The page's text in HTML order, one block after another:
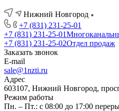
Нижний Новгород
+7 (831) 231-25-01
+7 (831) 231-25-01
+7 (831) 231-25-02Отдел продаж
Заказать звонок
E-mail
sale@1nzti.ru
Адрес
603107, Нижний Новгород,
Режим работы
Пн. – Пт.: с 08:00 до 17:00